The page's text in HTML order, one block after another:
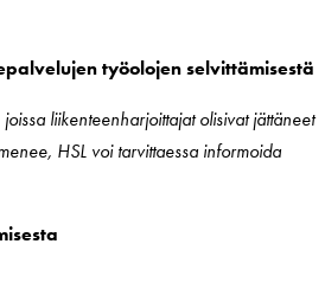
työolojen selvittämisestä
liikenteenharjoittajat olisivat jättäneet
HSL voi tarvittaessa informoida